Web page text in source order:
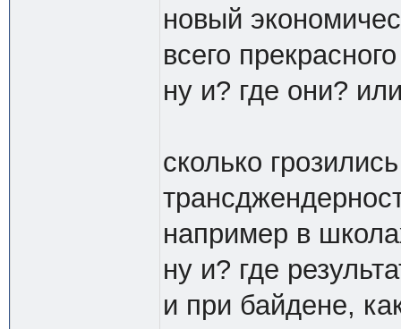
новый
всего
ну и? где они?
сколько
например в
ну и? где
и при байдене,